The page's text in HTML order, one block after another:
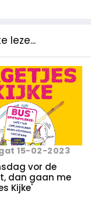
leze...
15-02-2023
vor de
dan gaan me
Kijke'